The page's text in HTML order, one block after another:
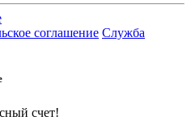
соглашение Служба
счет!